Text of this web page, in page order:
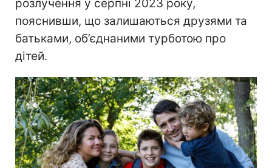
розлучення у серпні 2023 року,
пояснивши, що залишаються друзями та
батьками, об’єднаними турботою про
дітей.